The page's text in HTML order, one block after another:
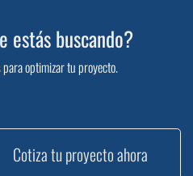
estás buscando?
optimizar tu proyecto.
Cotiza tu proyecto ahora